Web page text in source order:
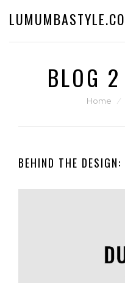
BLOG
Home ⁄
BEHIND THE